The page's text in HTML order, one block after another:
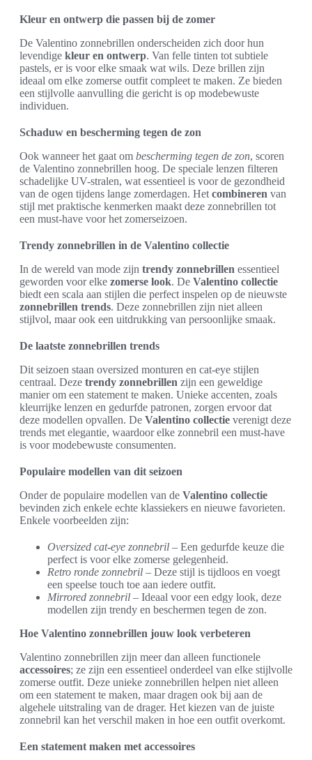
Kleur en ontwerp die passen bij de zomer
De Valentino zonnebrillen onderscheiden zich door hun
levendige kleur en ontwerp. Van felle tinten tot subtiele
pastels, er is voor elke smaak wat wils. Deze brillen zijn
ideaal om elke zomerse outfit compleet te maken. Ze bieden
een stijlvolle aanvulling die gericht is op modebewuste
individuen.
Schaduw en bescherming tegen de zon
Ook wanneer het gaat om bescherming tegen de zon, scoren
de Valentino zonnebrillen hoog. De speciale lenzen filteren
schadelijke UV-stralen, wat essentieel is voor de gezondheid
van de ogen tijdens lange zomerdagen. Het combineren van
stijl met praktische kenmerken maakt deze zonnebrillen tot
een must-have voor het zomerseizoen.
Trendy zonnebrillen in de Valentino collectie
In de wereld van mode zijn trendy zonnebrillen essentieel
geworden voor elke zomerse look. De Valentino collectie
biedt een scala aan stijlen die perfect inspelen op de nieuwste
zonnebrillen trends. Deze zonnebrillen zijn niet alleen
stijlvol, maar ook een uitdrukking van persoonlijke smaak.
De laatste zonnebrillen trends
Dit seizoen staan oversized monturen en cat-eye stijlen
centraal. Deze trendy zonnebrillen zijn een geweldige
manier om een statement te maken. Unieke accenten, zoals
kleurrijke lenzen en gedurfde patronen, zorgen ervoor dat
deze modellen opvallen. De Valentino collectie verenigt deze
trends met elegantie, waardoor elke zonnebril een must-have
is voor modebewuste consumenten.
Populaire modellen van dit seizoen
Onder de populaire modellen van de Valentino collectie
bevinden zich enkele echte klassiekers en nieuwe favorieten.
Enkele voorbeelden zijn:
Oversized cat-eye zonnebril – Een gedurfde keuze die
perfect is voor elke zomerse gelegenheid.
Retro ronde zonnebril – Deze stijl is tijdloos en voegt
een speelse touch toe aan iedere outfit.
Mirrored zonnebril – Ideaal voor een edgy look, deze
modellen zijn trendy en beschermen tegen de zon.
Hoe Valentino zonnebrillen jouw look verbeteren
Valentino zonnebrillen zijn meer dan alleen functionele
accessoires; ze zijn een essentieel onderdeel van elke stijlvolle
zomerse outfit. Deze unieke zonnebrillen helpen niet alleen
om een statement te maken, maar dragen ook bij aan de
algehele uitstraling van de drager. Het kiezen van de juiste
zonnebril kan het verschil maken in hoe een outfit overkomt.
Een statement maken met accessoires